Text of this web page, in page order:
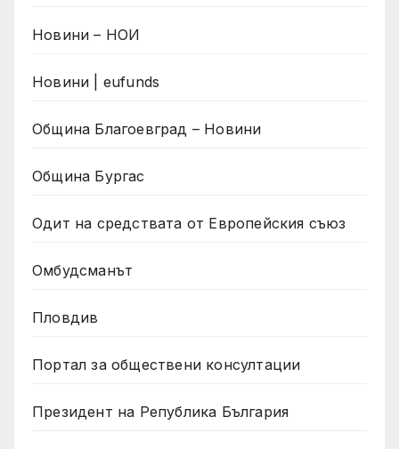
Новини – НОИ
Новини | eufunds
Община Благоевград – Новини
Община Бургас
Одит на средствата от Европейския съюз
Омбудсманът
Пловдив
Портал за обществени консултации
Президент на Република България